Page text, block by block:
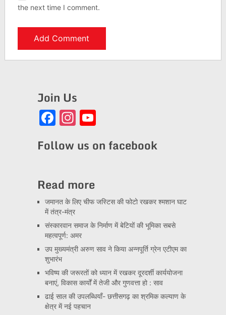
the next time I comment.
Join Us
Facebook
Instagram
YouTube
Follow us on facebook
Read more
जमानत के लिए चीफ जस्टिस की फोटो रखकर श्मशान घाट
में तंत्र-मंत्र
संस्कारवान समाज के निर्माण में बेटियों की भूमिका सबसे
महत्वपूर्ण: अमर
उप मुख्यमंत्री अरुण साव ने किया अन्नपूर्ति ग्रेन एटीएम का
शुभारंभ
भविष्य की जरूरतों को ध्यान में रखकर दूरदर्शी कार्ययोजना
बनाएं, विकास कार्यों में तेजी और गुणवत्ता हो : साव
ढाई साल की उपलब्धियाँ- छत्तीसगढ़ का श्रमिक कल्याण के
क्षेत्र में नई पहचान